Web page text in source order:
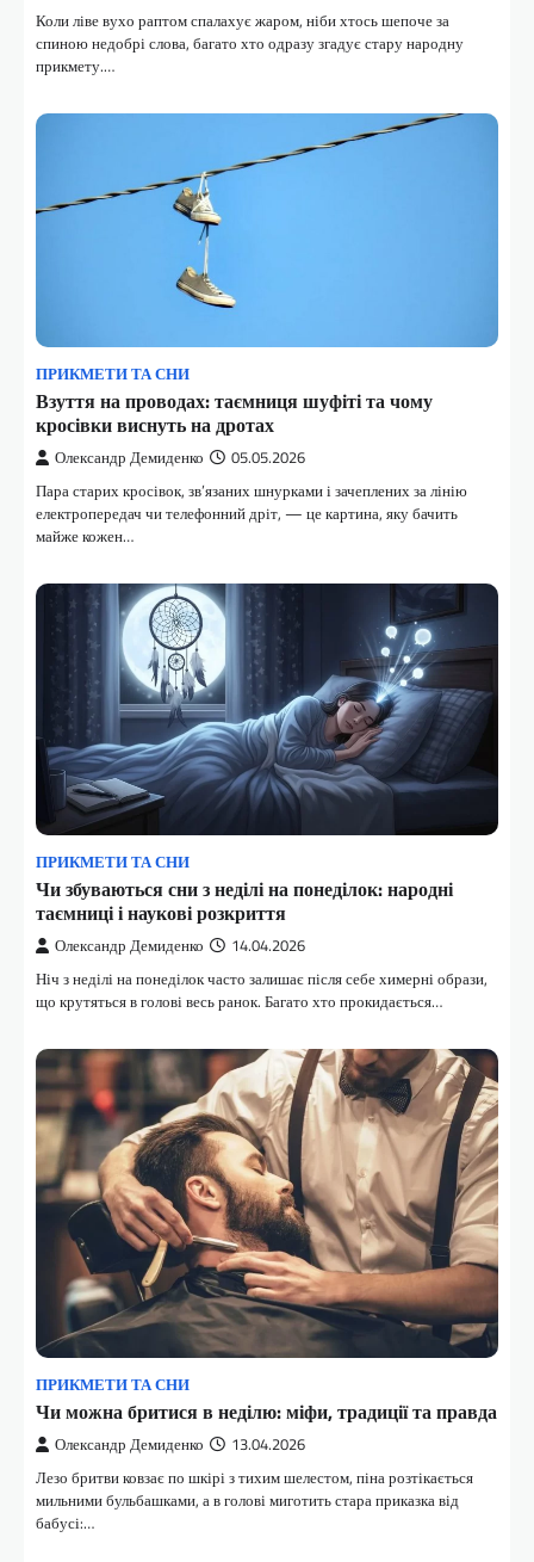
Коли ліве вухо раптом спалахує жаром, ніби хтось шепоче за
спиною недобрі слова, багато хто одразу згадує стару народну
прикмету.…
ПРИКМЕТИ ТА СНИ
Взуття на проводах: таємниця шуфіті та чому
кросівки виснуть на дротах
Олександр Демиденко 05.05.2026
Пара старих кросівок, зв’язаних шнурками і зачеплених за лінію
електропередач чи телефонний дріт, — це картина, яку бачить
майже кожен…
ПРИКМЕТИ ТА СНИ
Чи збуваються сни з неділі на понеділок: народні
таємниці і наукові розкриття
Олександр Демиденко 14.04.2026
Ніч з неділі на понеділок часто залишає після себе химерні образи,
що крутяться в голові весь ранок. Багато хто прокидається…
ПРИКМЕТИ ТА СНИ
Чи можна бритися в неділю: міфи, традиції та правда
Олександр Демиденко 13.04.2026
Лезо бритви ковзає по шкірі з тихим шелестом, піна розтікається
мильними бульбашками, а в голові миготить стара приказка від
бабусі:…